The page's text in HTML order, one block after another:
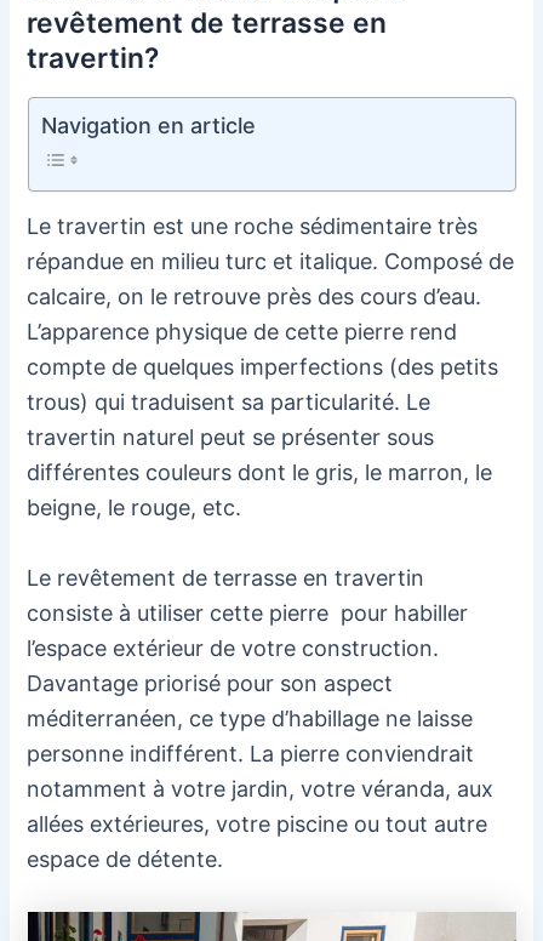
revêtement de terrasse en
travertin?
Navigation en article
Le travertin est une roche sédimentaire très
répandue en milieu turc et italique. Composé de
calcaire, on le retrouve près des cours d’eau.
L’apparence physique de cette pierre rend
compte de quelques imperfections (des petits
trous) qui traduisent sa particularité. Le
travertin naturel peut se présenter sous
différentes couleurs dont le gris, le marron, le
beigne, le rouge, etc.
Le revêtement de terrasse en travertin
consiste à utiliser cette pierre pour habiller
l’espace extérieur de votre construction.
Davantage priorisé pour son aspect
méditerranéen, ce type d’habillage ne laisse
personne indifférent. La pierre conviendrait
notamment à votre jardin, votre véranda, aux
allées extérieures, votre piscine ou tout autre
espace de détente.